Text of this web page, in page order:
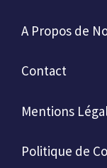
A Propos de
Contact
Mentions
Politique de